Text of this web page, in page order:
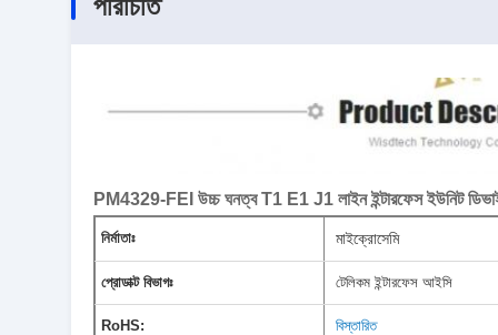
পরিচিতি
PM4329-FEI উচ্চ ঘনত্ব T1 E1 J1 লাইন ইন্টারফেস ইউনিট
নির্মাতাঃ মাইক্রোসেমি
প্রোডাক্ট বিভাগঃ টেলিকম ইন্টারফেস আইসি
RoHS: বিস্তারিত